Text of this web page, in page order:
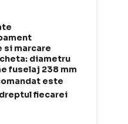
si marcare
diametru
fuselaj 238 mm
este
fiecarei